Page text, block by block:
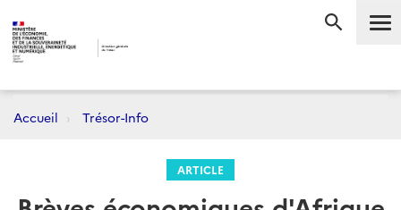
Accueil Trésor-Info
ARTICLE